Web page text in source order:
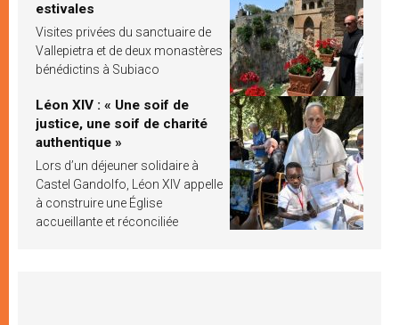
estivales
Visites privées du sanctuaire de
Vallepietra et de deux monastères
bénédictins à Subiaco
Léon XIV : « Une soif de
justice, une soif de charité
authentique »
Lors d’un déjeuner solidaire à
Castel Gandolfo, Léon XIV appelle
à construire une Église
accueillante et réconciliée